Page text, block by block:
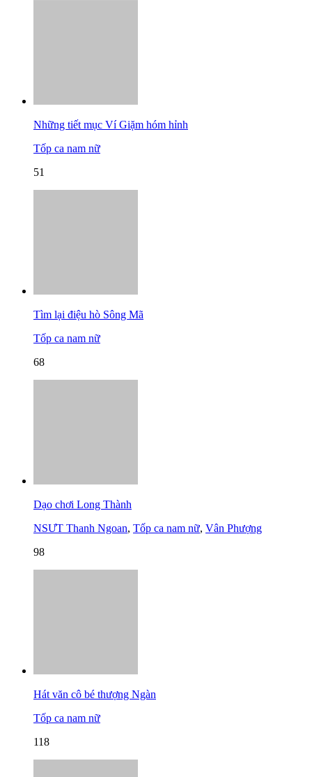
Những tiết mục Ví Giặm hóm hỉnh
Tốp ca nam nữ
51
Tìm lại điệu hò Sông Mã
Tốp ca nam nữ
68
Dạo chơi Long Thành
NSƯT Thanh Ngoan, Tốp ca nam nữ, Vân Phượng
98
Hát văn cô bé thượng Ngàn
Tốp ca nam nữ
118